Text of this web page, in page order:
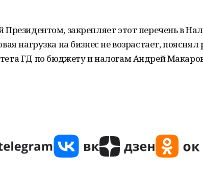
закрепляет этот перечень в
нагрузка на бизнес не возрастает, пояснял
ГД по бюджету и налогам Андрей